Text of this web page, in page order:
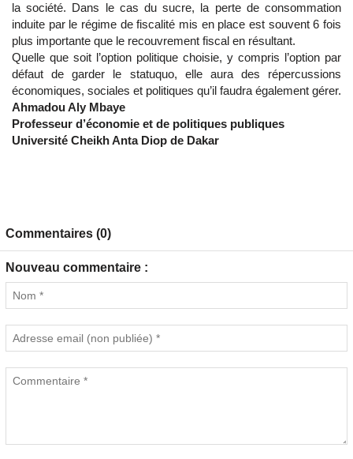
la société. Dans le cas du sucre, la perte de consommation
induite par le régime de fiscalité mis en place est souvent 6 fois
plus importante que le recouvrement fiscal en résultant.
Quelle que soit l’option politique choisie, y compris l’option par
défaut de garder le statuquo, elle aura des répercussions
économiques, sociales et politiques qu’il faudra également gérer.
Ahmadou Aly Mbaye
Professeur d’économie et de politiques publiques
Université Cheikh Anta Diop de Dakar
Commentaires (0)
Nouveau commentaire :